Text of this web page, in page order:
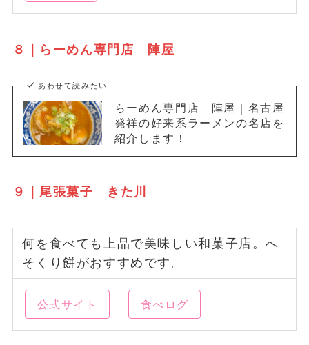
８｜らーめん専門店 陣屋
あわせて読みたい
らーめん専門店 陣屋｜名古屋
発祥の好来系ラーメンの名店を
紹介します！
９｜尾張菓子 きた川
何を食べても上品で美味しい和菓子店。へ
そくり餅がおすすめです。
公式サイト 食べログ